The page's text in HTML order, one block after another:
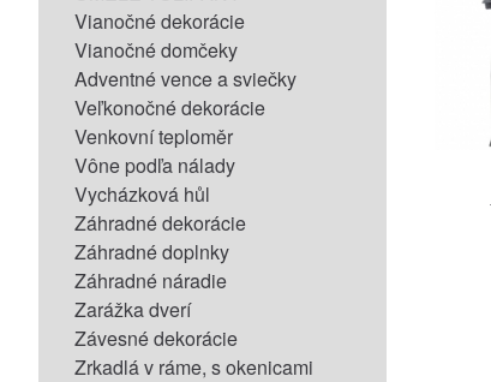
Vianočné dekorácie
Vianočné domčeky
Adventné vence a sviečky
Veľkonočné dekorácie
Venkovní teploměr
Vône podľa nálady
Vycházková hůl
Záhradné dekorácie
Záhradné doplnky
Záhradné náradie
Zarážka dverí
Závesné dekorácie
Zrkadlá v ráme, s okenicami